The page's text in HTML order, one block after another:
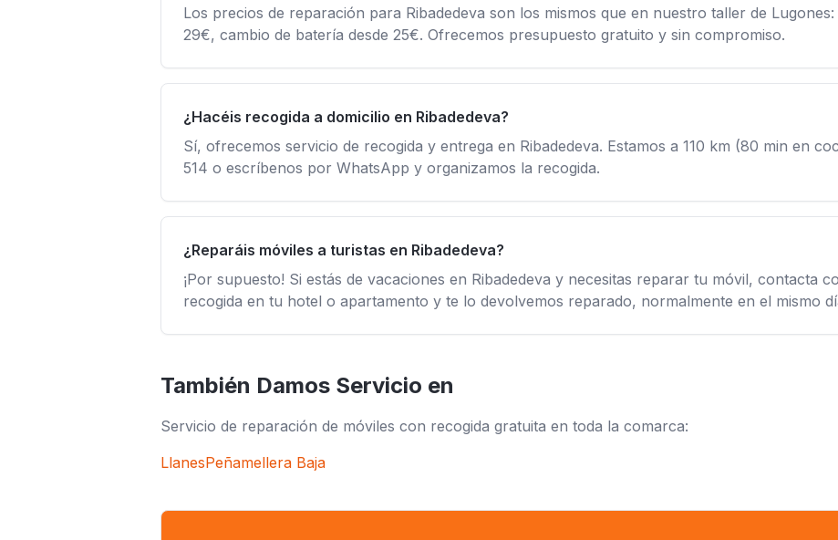
Los precios de reparación para Ribadedeva son los mismos que en nuestro taller de
29€, cambio de batería desde 25€. Ofrecemos presupuesto gratuito y sin compromiso.
¿Hacéis recogida a domicilio en Ribadedeva?
Sí, ofrecemos servicio de recogida y entrega en Ribadedeva. Estamos a 110 km (80 min en
514 o escríbenos por WhatsApp y organizamos la recogida.
¿Reparáis móviles a turistas en Ribadedeva?
¡Por supuesto! Si estás de vacaciones en Ribadedeva y necesitas reparar tu móvil, contacta
recogida en tu hotel o apartamento y te lo devolvemos reparado, normalmente en el mismo
También Damos Servicio en
Servicio de reparación de móviles con recogida gratuita en toda la comarca:
LlanesPeñamellera Baja